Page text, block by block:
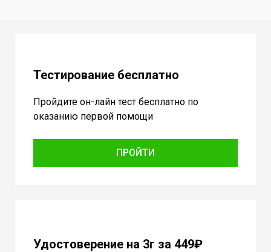
Тестирование бесплатно
Пройдите он-лайн тест бесплатно по
оказанию первой помощи
ПРОЙТИ
Удостоверение на 3г за 449₽